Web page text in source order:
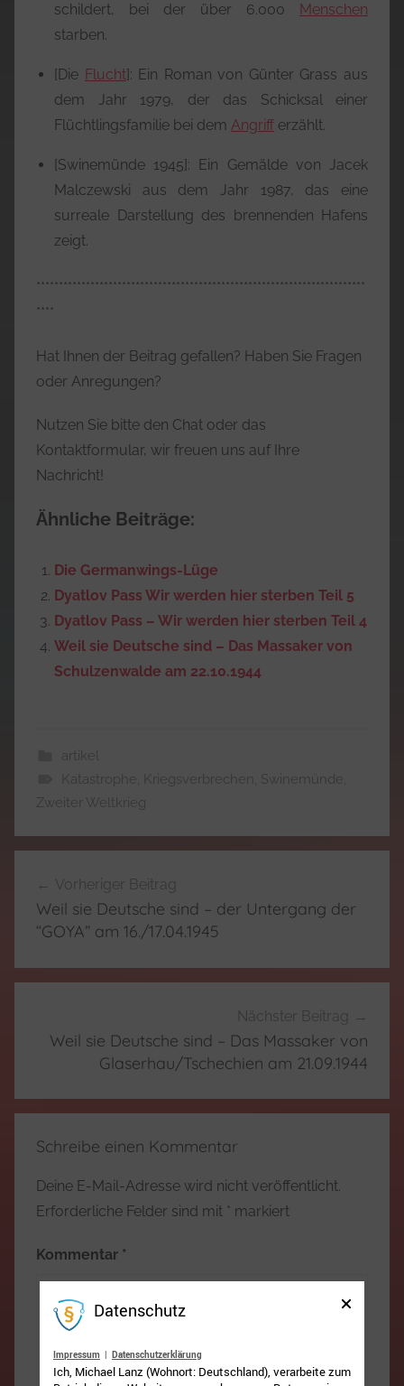
schildert, bei der über 6.000
Menschen
starben.
[Die Flucht]: Ein Roman von Günter Grass aus
dem Jahr 1979, der das Schicksal einer
Flüchtlingsfamilie bei dem Angriff erzählt.
[Swinemünde 1945]: Ein Gemälde von Jacek
Malczewski aus dem Jahr 1987, das eine
surreale Darstellung des brennenden Hafens
zeigt.
*************************************************************************
****
Hat Ihnen der Beitrag gefallen? Haben Sie Fragen
oder Anregungen?
Nutzen Sie bitte den Chat oder das
Kontaktformular, wir freuen uns auf Ihre
Nachricht!
Ähnliche Beiträge:
Die Germanwings-Lüge
Dyatlov Pass Wir werden hier sterben Teil 5
Dyatlov Pass – Wir werden hier sterben Teil 4
Weil sie Deutsche sind – Das Massaker von
Schulzenwalde am 22.10.1944
artikel
Katastrophe
Kriegsverbrechen Swinemünde
Zweiter Weltkrieg
Vorheriger Beitrag
Weil sie Deutsche sind – der Untergang der
“GOYA” am 16./17.04.1945
Nächster Beitrag
Weil sie Deutsche sind – Das Massaker von
Glaserhau/Tschechien am 21.09.1944
Schreibe einen Kommentar
Deine E-Mail-Adresse wird nicht veröffentlicht.
Erforderliche Felder sind mit * markiert
Kommentar *
Datenschutz
Impressum | Datenschutzerklärung
Ich, Michael Lanz (Wohnort: Deutschland), verarbeite zum